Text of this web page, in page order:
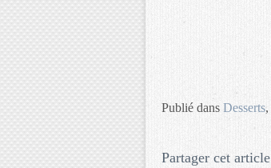
Publié dans Desserts,
Partager cet article